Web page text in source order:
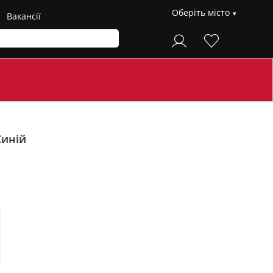
Вакансії Оберіть місто